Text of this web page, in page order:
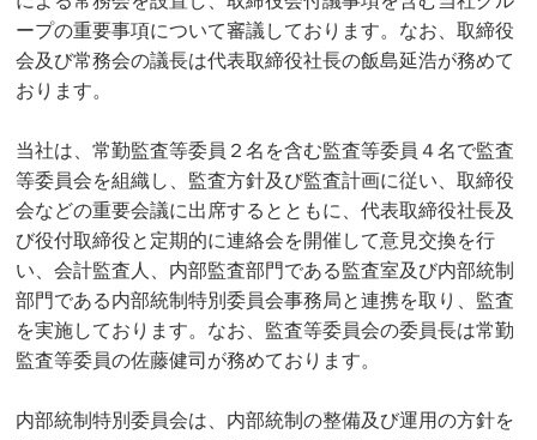
ープの重要事項について審議しております。なお、取締役
会及び常務会の議長は代表取締役社長の飯島延浩が務めて
おります。
当社は、常勤監査等委員２名を含む監査等委員４名で監査
等委員会を組織し、監査方針及び監査計画に従い、取締役
会などの重要会議に出席するとともに、代表取締役社長及
び役付取締役と定期的に連絡会を開催して意見交換を行
い、会計監査人、内部監査部門である監査室及び内部統制
部門である内部統制特別委員会事務局と連携を取り、監査
を実施しております。なお、監査等委員会の委員長は常勤
監査等委員の佐藤健司が務めております。
内部統制特別委員会は、内部統制の整備及び運用の方針を